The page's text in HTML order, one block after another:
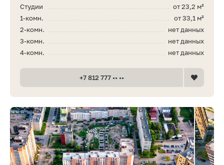
от 23,2 м²
Студии
от 33,1 м²
1-комн.
нет данных
2-комн.
нет данных
3-комн.
нет данных
4-комн.
+7 812 777 •• ••